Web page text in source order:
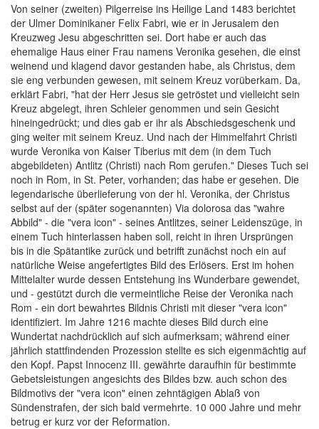
Von seiner (zweiten) Pilgerreise ins Heilige Land 1483 berichtet
der Ulmer Dominikaner Felix Fabri, wie er in Jerusalem den
Kreuzweg Jesu abgeschritten sei. Dort habe er auch das
ehemalige Haus einer Frau namens Veronika gesehen, die einst
weinend und klagend davor gestanden habe, als Christus, dem
sie eng verbunden gewesen, mit seinem Kreuz vorüberkam. Da,
erklärt Fabri, "hat der Herr Jesus sie getröstet und vielleicht sein
Kreuz abgelegt, ihren Schleier genommen und sein Gesicht
hineingedrückt; und dies gab er ihr als Abschiedsgeschenk und
ging weiter mit seinem Kreuz. Und nach der Himmelfahrt Christi
wurde Veronika von Kaiser Tiberius mit dem (in dem Tuch
abgebildeten) Antlitz (Christi) nach Rom gerufen." Dieses Tuch sei
noch in Rom, in St. Peter, vorhanden; das habe er gesehen. Die
legendarische überlieferung von der hl. Veronika, der Christus
selbst auf der (später sogenannten) Via dolorosa das "wahre
Abbild" - die "vera icon" - seines Antlitzes, seiner Leidenszüge, in
einem Tuch hinterlassen haben soll, reicht in ihren Ursprüngen
bis in die Spätantike zurück und betrifft zunächst noch ein auf
natürliche Weise angefertigtes Bild des Erlösers. Erst im hohen
Mittelalter wurde dessen Entstehung ins Wunderbare gewendet,
und - gestützt durch die vermeintliche Reise der Veronika nach
Rom - ein dort bewahrtes Bildnis Christi mit dieser "vera icon"
identifiziert. Im Jahre 1216 machte dieses Bild durch eine
Wundertat nachdrücklich auf sich aufmerksam; während einer
jährlich stattfindenden Prozession stellte es sich eigenmächtig auf
den Kopf. Papst Innocenz III. gewährte daraufhin für bestimmte
Gebetsleistungen angesichts des Bildes bzw. auch schon des
Bildmotivs der "vera icon" einen zehntägigen Ablaß von
Sündenstrafen, der sich bald vermehrte. 10 000 Jahre und mehr
betrug er kurz vor der Reformation.